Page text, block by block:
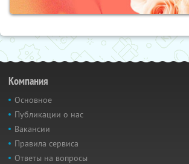
Компания
Основное
Публикации о нас
Вакансии
Правила сервиса
Ответы на вопросы